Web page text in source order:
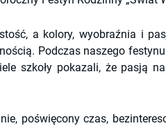
a kolory, wyobraźnia i
Podczas naszego
szkoły pokazali, że pasją
poświęcony czas,